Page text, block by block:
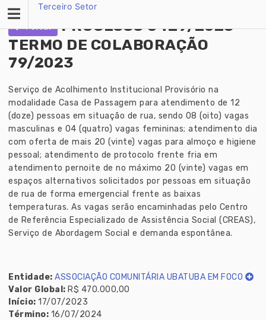
Skip
content
Terceiro Setor
Voltar PROCESSO 5429/2023 -
TERMO DE COLABORAÇÃO
79/2023
Serviço de Acolhimento Institucional Provisório na
modalidade Casa de Passagem para atendimento de 12
(doze) pessoas em situação de rua, sendo 08 (oito) vagas
masculinas e 04 (quatro) vagas femininas; atendimento dia
com oferta de mais 20 (vinte) vagas para almoço e higiene
pessoal; atendimento de protocolo frente fria em
atendimento pernoite de no máximo 20 (vinte) vagas em
espaços alternativos solicitados por pessoas em situação
de rua de forma emergencial frente as baixas
temperaturas. As vagas serão encaminhadas pelo Centro
de Referência Especializado de Assistência Social (CREAS),
Serviço de Abordagem Social e demanda espontânea.
Entidade: ASSOCIAÇÃO COMUNITÁRIA UBATUBA EM FOCO
Valor Global: R$ 470.000,00
Início: 17/07/2023
Término: 16/07/2024